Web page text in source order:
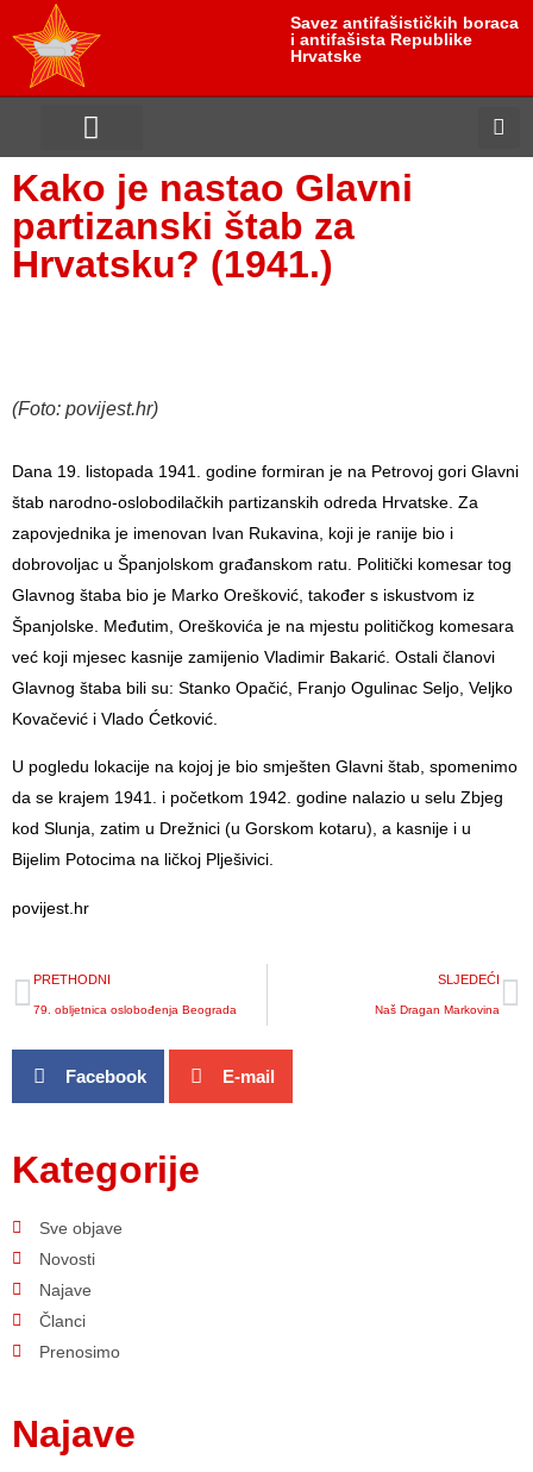
Savez antifašističkih boraca
i antifašista Republike
Hrvatske
Kako je nastao Glavni
partizanski štab za
Hrvatsku? (1941.)
(Foto: povijest.hr)
Dana 19. listopada 1941. godine formiran je na Petrovoj gori Glavni
štab narodno-oslobodilačkih partizanskih odreda Hrvatske. Za
zapovjednika je imenovan Ivan Rukavina, koji je ranije bio i
dobrovoljac u Španjolskom građanskom ratu. Politički komesar tog
Glavnog štaba bio je Marko Orešković, također s iskustvom iz
Španjolske. Međutim, Oreškovića je na mjestu političkog komesara
već koji mjesec kasnije zamijenio Vladimir Bakarić. Ostali članovi
Glavnog štaba bili su: Stanko Opačić, Franjo Ogulinac Seljo, Veljko
Kovačević i Vlado Ćetković.
U pogledu lokacije na kojoj je bio smješten Glavni štab, spomenimo
da se krajem 1941. i početkom 1942. godine nalazio u selu Zbjeg
kod Slunja, zatim u Drežnici (u Gorskom kotaru), a kasnije i u
Bijelim Potocima na ličkoj Plješivici.
povijest.hr
PRETHODNI
79. obljetnica oslobođenja Beograda
SLJEDEĆI
Naš Dragan Markovina
Facebook E-mail
Kategorije
Sve objave
Novosti
Najave
Članci
Prenosimo
Najave